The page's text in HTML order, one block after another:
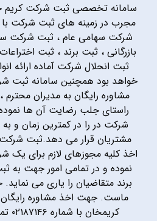
سامانه تخصصی ثبت شرکت کریم
مجرب در زمینه های ثبت شرکت
شرکت سهامی عام ، ثبت شرکت
بازرگانی ، ثبت برند ، ثبت
ثبت انحلال شرکت آماده ارائه
خواهد بود همچنین سامانه ثبت
مشاوره رایگان به مدیران
راستای جلب رضایت آن ها
شرکت در را در کمترین زمان و به
مشتریان قرار می دهد.ثبت
اخذ کلیه مجوزهای لازم برای یک
نموده و در تمامی امور جهت
برند متقاضیان را یاری می
ماست. جهت اخذ مشاوره
کریمخان با شماره ۰۲۱۸۷۱۴۶ تماس حاصل فرمایید.